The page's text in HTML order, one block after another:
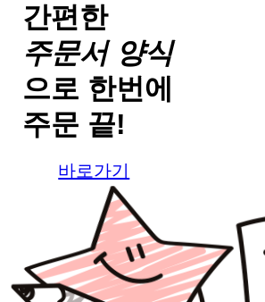
간편한
주문서 양식
으로 한번에
주문 끝!
바로가기